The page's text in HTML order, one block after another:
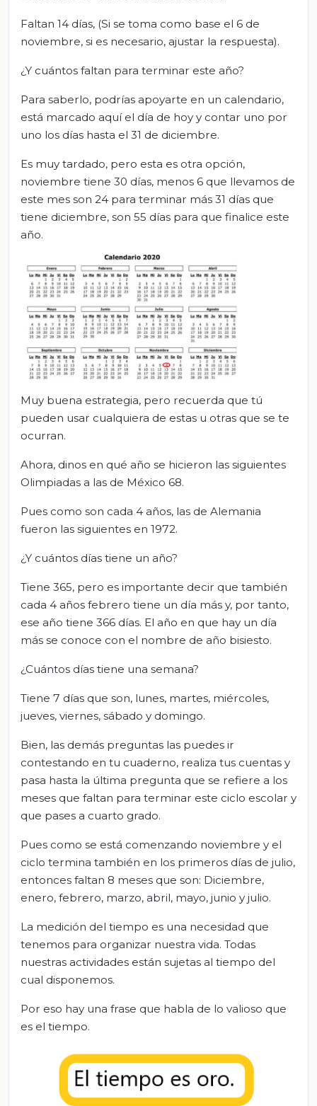
Faltan 14 días, (Si se toma como base el 6 de
noviembre, si es necesario, ajustar la respuesta).
¿Y cuántos faltan para terminar este año?
Para saberlo, podrías apoyarte en un calendario,
está marcado aquí el día de hoy y contar uno por
uno los días hasta el 31 de diciembre.
Es muy tardado, pero esta es otra opción,
noviembre tiene 30 días, menos 6 que llevamos de
este mes son 24 para terminar más 31 días que
tiene diciembre, son 55 días para que finalice este
año.
Muy buena estrategia, pero recuerda que tú
pueden usar cualquiera de estas u otras que se te
ocurran.
Ahora, dinos en qué año se hicieron las siguientes
Olimpiadas a las de México 68.
Pues como son cada 4 años, las de Alemania
fueron las siguientes en 1972.
¿Y cuántos días tiene un año?
Tiene 365, pero es importante decir que también
cada 4 años febrero tiene un día más y, por tanto,
ese año tiene 366 días. El año en que hay un día
más se conoce con el nombre de año bisiesto.
¿Cuántos días tiene una semana?
Tiene 7 días que son, lunes, martes, miércoles,
jueves, viernes, sábado y domingo.
Bien, las demás preguntas las puedes ir
contestando en tu cuaderno, realiza tus cuentas y
pasa hasta la última pregunta que se refiere a los
meses que faltan para terminar este ciclo escolar y
que pases a cuarto grado.
Pues como se está comenzando noviembre y el
ciclo termina también en los primeros días de julio,
entonces faltan 8 meses que son: Diciembre,
enero, febrero, marzo, abril, mayo, junio y julio.
La medición del tiempo es una necesidad que
tenemos para organizar nuestra vida. Todas
nuestras actividades están sujetas al tiempo del
cual disponemos.
Por eso hay una frase que habla de lo valioso que
es el tiempo.